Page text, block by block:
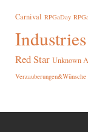
Carnival RPGaDay
Industries
Red Star Unknown
Verzauberungen&Wünsche